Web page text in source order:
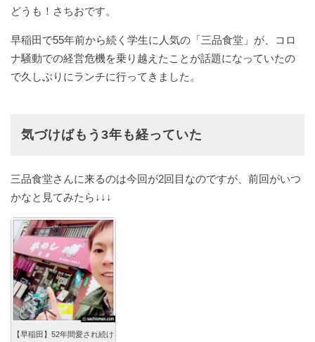
どうも！さちおです。
早稲田で55年前から続く学生に人気の「三品食堂」が、コロ
ナ騒動での経営危機を乗り越えたことが話題になっていたの
で久しぶりにランチに行ってきました。
気づけばもう3年も経っていた
三品食堂さんに来るのは今回が2回目なのですが、前回がいつ
かなと見てみたら↓↓↓
【早稲田】52年間愛され続け